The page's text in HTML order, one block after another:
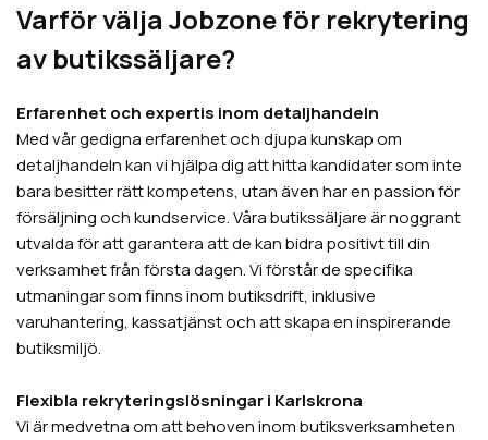
Varför välja Jobzone för rekrytering
av butikssäljare?
Erfarenhet och expertis inom detaljhandeln
Med vår gedigna erfarenhet och djupa kunskap om
detaljhandeln kan vi hjälpa dig att hitta kandidater som inte
bara besitter rätt kompetens, utan även har en passion för
försäljning och kundservice. Våra butikssäljare är noggrant
utvalda för att garantera att de kan bidra positivt till din
verksamhet från första dagen. Vi förstår de specifika
utmaningar som finns inom butiksdrift, inklusive
varuhantering, kassatjänst och att skapa en inspirerande
butiksmiljö.
Flexibla rekryteringslösningar i Karlskrona
Vi är medvetna om att behoven inom butiksverksamheten